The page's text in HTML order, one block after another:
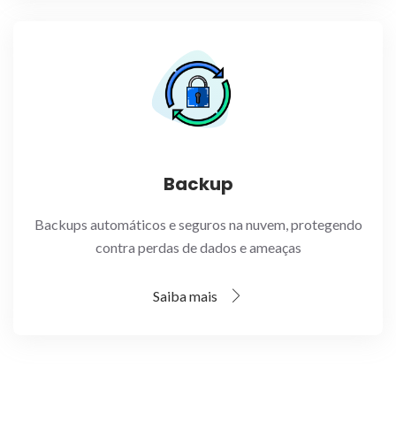
Backup
Backups automáticos e seguros na nuvem, protegendo
contra perdas de dados e ameaças
Saiba mais